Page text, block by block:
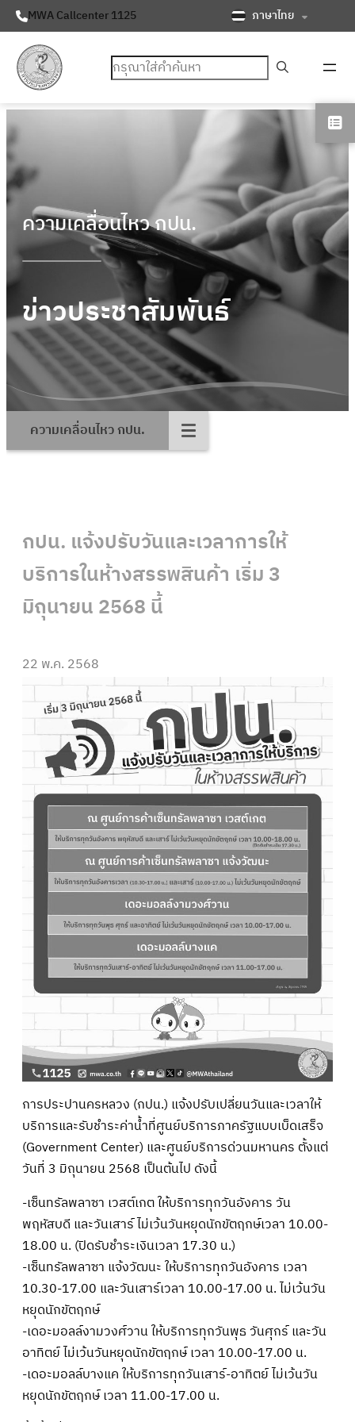
MWA Callcenter 1125 ภาษาไทย
ค้นหา
ความเคลื่อนไหว กปน.
ข่าวประชาสัมพันธ์
ความเคลื่อนไหว กปน.
กปน. แจ้งปรับวันและเวลาการให้
บริการในห้างสรรพสินค้า เริ่ม 3
มิถุนายน 2568 นี้
22 พ.ค. 2568
การประปานครหลวง (กปน.) แจ้งปรับเปลี่ยนวันและเวลาให้
บริการและรับชำระค่าน้ำที่ศูนย์บริการภาครัฐแบบเบ็ดเสร็จ
(Government Center) และศูนย์บริการด่วนมหานคร ตั้งแต่
วันที่ 3 มิถุนายน 2568 เป็นต้นไป ดังนี้
-เซ็นทรัลพลาซา เวสต์เกต ให้บริการทุกวันอังคาร วัน
พฤหัสบดี และวันเสาร์ ไม่เว้นวันหยุดนักขัตฤกษ์เวลา 10.00-
18.00 น. (ปิดรับชำระเงินเวลา 17.30 น.)
-เซ็นทรัลพลาซา แจ้งวัฒนะ ให้บริการทุกวันอังคาร เวลา
10.30-17.00 และวันเสาร์เวลา 10.00-17.00 น. ไม่เว้นวัน
หยุดนักขัตฤกษ์
-เดอะมอลล์งามวงศ์วาน ให้บริการทุกวันพุธ วันศุกร์ และวัน
อาทิตย์ ไม่เว้นวันหยุดนักขัตฤกษ์ เวลา 10.00-17.00 น.
-เดอะมอลล์บางแค ให้บริการทุกวันเสาร์-อาทิตย์ ไม่เว้นวัน
หยุดนักขัตฤกษ์ เวลา 11.00-17.00 น.